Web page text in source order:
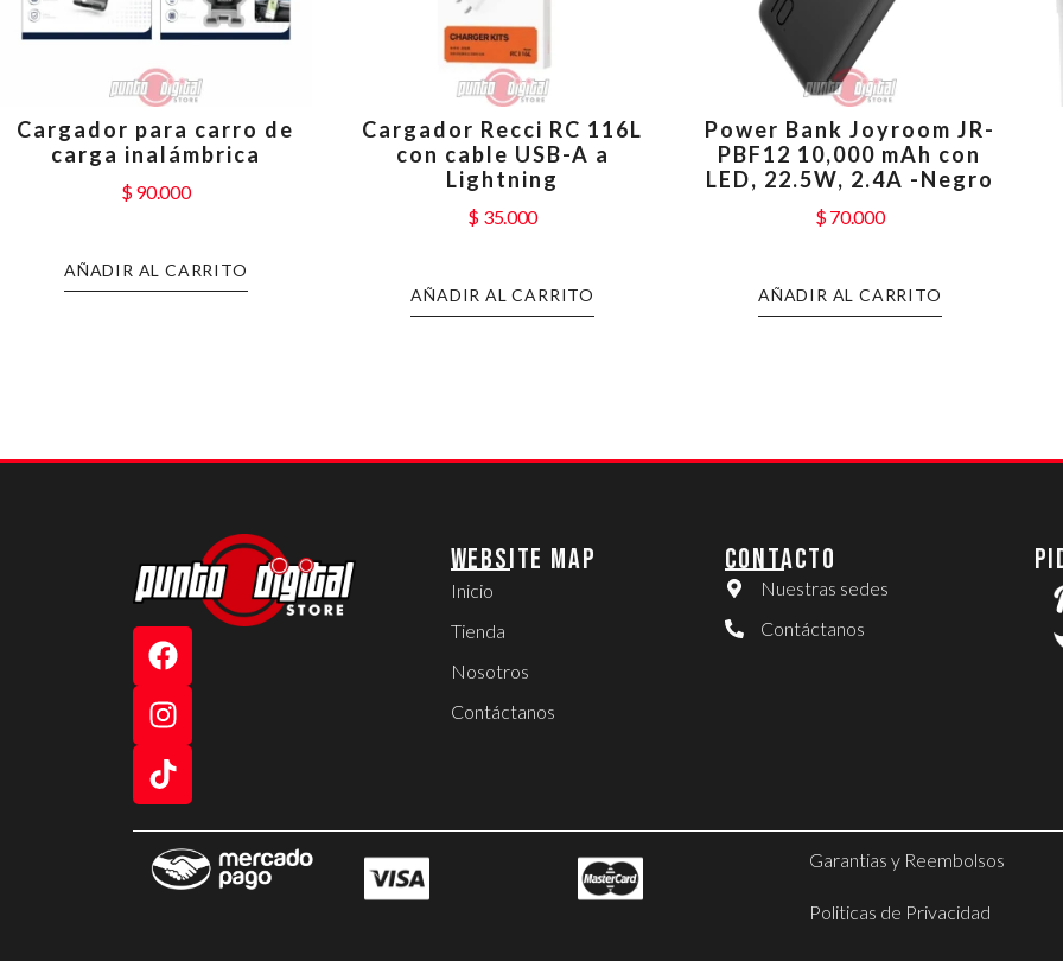
Cargador para carro de
carga inalámbrica
$90.000
AÑADIR AL CARRITO
Cargador Recci RC 116L
con cable USB-A a
Lightning
$ 35.000
AÑADIR AL CARRITO
Power Bank Joyroom JR-
PBF12 10,000 mAh con
LED, 22.5W, 2.4A -Negro
$70.000
AÑADIR AL CARRITO
WEBSITE MAP
Inicio
Tienda
Nosotros
Contáctanos
CONTACTO
Nuestras sedes
Contáctanos
Garantias y Reembolsos
Politicas de Privacidad